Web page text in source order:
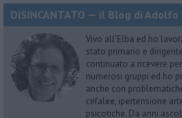
DISINCANTATO — il Blog di
Vivo all’Elba ed ho
stato primario e
continuato a ricevere
numerosi gruppi ed ho
anche con
cefalee, ipertensione
psicotiche. Da anni